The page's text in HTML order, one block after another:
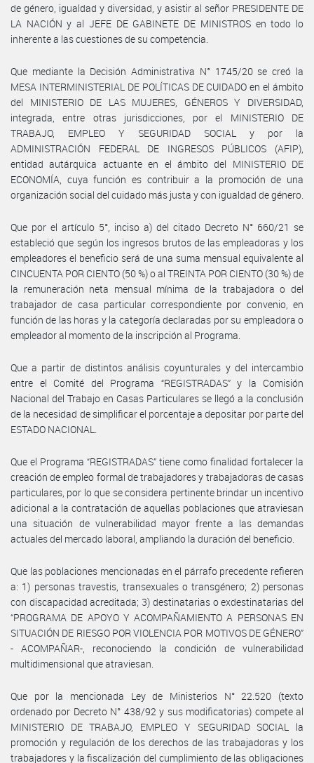
de género, igualdad y diversidad, y asistir al señor PRESIDENTE DE
LA NACIÓN y al JEFE DE GABINETE DE MINISTROS en todo lo
inherente a las cuestiones de su competencia.
Que mediante la Decisión Administrativa N° 1745/20 se creó la
MESA INTERMINISTERIAL DE POLÍTICAS DE CUIDADO en el ámbito
del MINISTERIO DE LAS MUJERES, GÉNEROS Y DIVERSIDAD,
integrada, entre otras jurisdicciones, por el MINISTERIO DE
TRABAJO, EMPLEO Y SEGURIDAD SOCIAL y por la
ADMINISTRACIÓN FEDERAL DE INGRESOS PÚBLICOS (AFIP),
entidad autárquica actuante en el ámbito del MINISTERIO DE
ECONOMÍA, cuya función es contribuir a la promoción de una
organización social del cuidado más justa y con igualdad de género.
Que por el artículo 5°, inciso a) del citado Decreto N° 660/21 se
estableció que según los ingresos brutos de las empleadoras y los
empleadores el beneficio será de una suma mensual equivalente al
CINCUENTA POR CIENTO (50 %) o al TREINTA POR CIENTO (30 %) de
la remuneración neta mensual mínima de la trabajadora o del
trabajador de casa particular correspondiente por convenio, en
función de las horas y la categoría declaradas por su empleadora o
empleador al momento de la inscripción al Programa.
Que a partir de distintos análisis coyunturales y del intercambio
entre el Comité del Programa “REGISTRADAS” y la Comisión
Nacional del Trabajo en Casas Particulares se llegó a la conclusión
de la necesidad de simplificar el porcentaje a depositar por parte del
ESTADO NACIONAL.
Que el Programa “REGISTRADAS” tiene como finalidad fortalecer la
creación de empleo formal de trabajadores y trabajadoras de casas
particulares, por lo que se considera pertinente brindar un incentivo
adicional a la contratación de aquellas poblaciones que atraviesan
una situación de vulnerabilidad mayor frente a las demandas
actuales del mercado laboral, ampliando la duración del beneficio.
Que las poblaciones mencionadas en el párrafo precedente refieren
a: 1) personas travestis, transexuales o transgénero; 2) personas
con discapacidad acreditada; 3) destinatarias o exdestinatarias del
“PROGRAMA DE APOYO Y ACOMPAÑAMIENTO A PERSONAS EN
SITUACIÓN DE RIESGO POR VIOLENCIA POR MOTIVOS DE GÉNERO”
- ACOMPAÑAR-, reconociendo la condición de vulnerabilidad
multidimensional que atraviesan.
Que por la mencionada Ley de Ministerios N° 22.520 (texto
ordenado por Decreto N° 438/92 y sus modificatorias) compete al
MINISTERIO DE TRABAJO, EMPLEO Y SEGURIDAD SOCIAL la
promoción y regulación de los derechos de las trabajadoras y los
trabajadores y la fiscalización del cumplimiento de las obligaciones